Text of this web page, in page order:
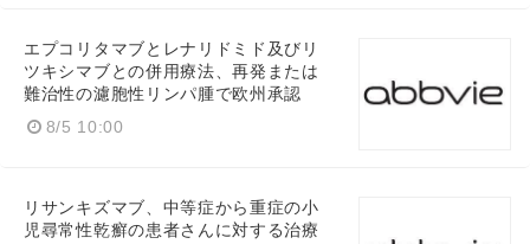
エプコリタマブとレナリドミド及びリ
ツキシマブとの併用療法、再発または
難治性の濾胞性リンパ腫で欧州承認
8/5 10:00
リサンキズマブ、中等症から重症の小
児尋常性乾癬の患者さんに対する治療